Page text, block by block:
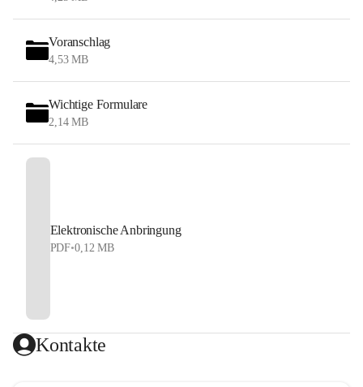
Voranschlag
4,53 MB
Wichtige Formulare
2,14 MB
Elektronische Anbringung
PDF•0,12 MB
Kontakte